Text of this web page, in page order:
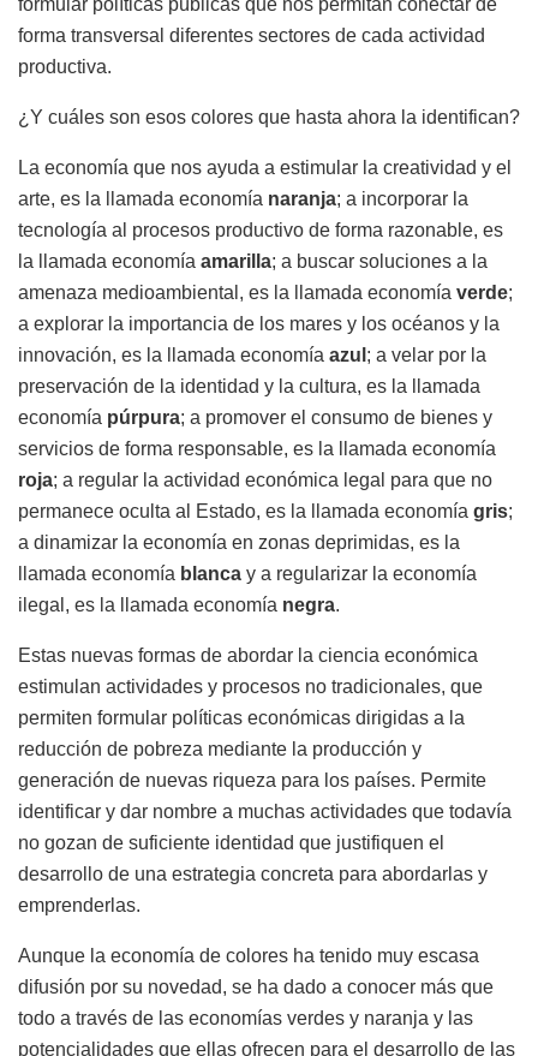
forma transversal diferentes sectores de cada actividad
productiva.
¿Y cuáles son esos colores que hasta ahora la identifican?
La economía que nos ayuda a estimular la creatividad y el
arte, es la llamada economía naranja; a incorporar la
tecnología al procesos productivo de forma razonable, es
la llamada economía amarilla; a buscar soluciones a la
amenaza medioambiental, es la llamada economía verde;
a explorar la importancia de los mares y los océanos y la
innovación, es la llamada economía azul ; a velar por la
preservación de la identidad y la cultura, es la llamada
economía púrpura; a promover el consumo de bienes y
servicios de forma responsable, es la llamada economía
roja; a regular la actividad económica legal para que no
permanece oculta al Estado, es la llamada economía gris;
a dinamizar la economía en zonas deprimidas, es la
llamada economía blanca y a regularizar la economía
ilegal, es la llamada economía negra.
Estas nuevas formas de abordar la ciencia económica
estimulan actividades y procesos no tradicionales, que
permiten formular políticas económicas dirigidas a la
reducción de pobreza mediante la producción y
generación de nuevas riqueza para los países. Permite
identificar y dar nombre a muchas actividades que todavía
no gozan de suficiente identidad que justifiquen el
desarrollo de una estrategia concreta para abordarlas y
emprenderlas.
Aunque la economía de colores ha tenido muy escasa
difusión por su novedad, se ha dado a conocer más que
todo a través de las economías verdes y naranja y las
potencialidades que ellas ofrecen para el desarrollo de las